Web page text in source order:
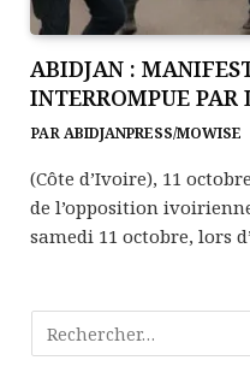
ABIDJAN :
INTERROMPUE PAR
PARABIDJANPRESS/MOWISE
(Côte d’Ivoire), 11
de l’opposition
samedi 11 octobre, lors